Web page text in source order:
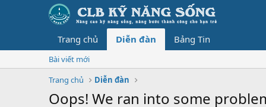
Trang chủ Diễn đàn Bảng Tin
Bài viết mới
Trang chủ
Diễn đàn
Oops! We ran into some